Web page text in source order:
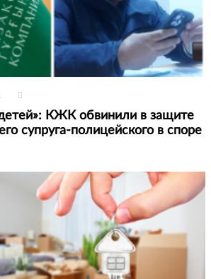
КЖК обвинили в защите
супруга-полицейского в споре